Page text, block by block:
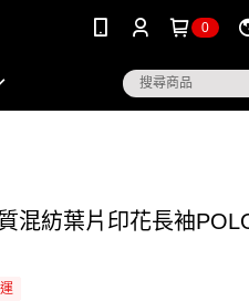
0
混紡葉片印花長袖